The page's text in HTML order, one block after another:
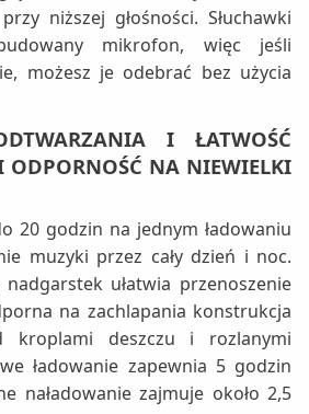
niższej głośności. Słuchawki
mikrofon, więc jeśli
możesz je odebrać bez użycia
I ŁATWOŚĆ
ODPORNOŚĆ NA NIEWIELKI
20 godzin na jednym ładowaniu
muzyki przez cały dzień i noc.
ułatwia przenoszenie
na zachlapania konstrukcja
kroplami deszczu i rozlanymi
ładowanie zapewnia 5 godzin
naładowanie zajmuje około 2,5